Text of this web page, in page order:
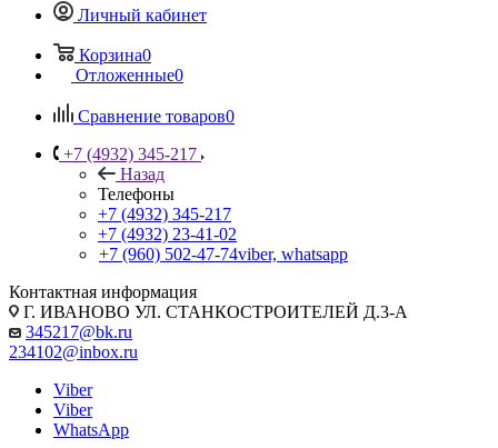
Личный кабинет
Корзина0
Отложенные0
Сравнение товаров0
+7 (4932) 345-217
Назад
Телефоны
+7 (4932) 345-217
+7 (4932) 23-41-02
+7 (960) 502-47-74viber, whatsapp
Контактная информация
Г. ИВАНОВО УЛ. СТАНКОСТРОИТЕЛЕЙ Д.3-А
345217@bk.ru
234102@inbox.ru
Viber
Viber
WhatsApp